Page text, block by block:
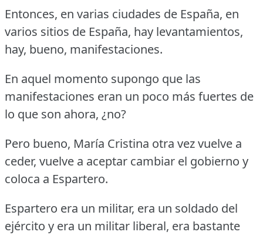
Entonces, en varias ciudades de España, en
varios sitios de España, hay levantamientos,
hay, bueno, manifestaciones.
En aquel momento supongo que las
manifestaciones eran un poco más fuertes de
lo que son ahora, ¿no?
Pero bueno, María Cristina otra vez vuelve a
ceder, vuelve a aceptar cambiar el gobierno y
coloca a Espartero.
Espartero era un militar, era un soldado del
ejército y era un militar liberal, era bastante